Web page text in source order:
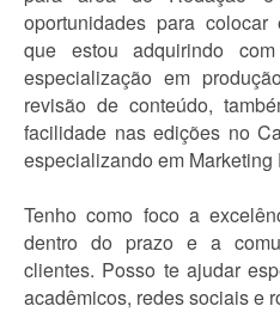
oportunidades para
que estou adquirindo
especialização em
revisão de conteúdo,
facilidade nas edições no
especializando em
Tenho como foco a
dentro do prazo e a
clientes. Posso te ajudar
acadêmicos, redes sociais e